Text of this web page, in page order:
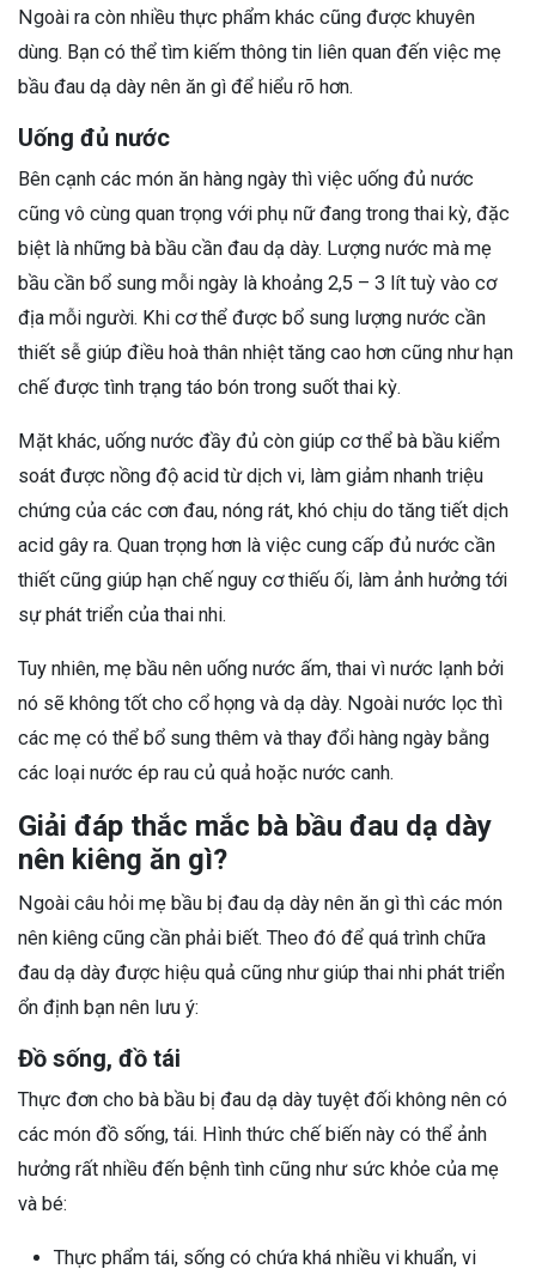
Ngoài ra còn nhiều thực phẩm khác cũng được khuyên
dùng. Bạn có thể tìm kiếm thông tin liên quan đến việc mẹ
bầu đau dạ dày nên ăn gì để hiểu rõ hơn.
Uống đủ nước
Bên cạnh các món ăn hàng ngày thì việc uống đủ nước
cũng vô cùng quan trọng với phụ nữ đang trong thai kỳ, đặc
biệt là những bà bầu cần đau dạ dày. Lượng nước mà mẹ
bầu cần bổ sung mỗi ngày là khoảng 2,5 – 3 lít tuỳ vào cơ
địa mỗi người. Khi cơ thể được bổ sung lượng nước cần
thiết sễ giúp điều hoà thân nhiệt tăng cao hơn cũng như hạn
chế được tình trạng táo bón trong suốt thai kỳ.
Mặt khác, uống nước đầy đủ còn giúp cơ thể bà bầu kiểm
soát được nồng độ acid từ dịch vi, làm giảm nhanh triệu
chứng của các cơn đau, nóng rát, khó chịu do tăng tiết dịch
acid gây ra. Quan trọng hơn là việc cung cấp đủ nước cần
thiết cũng giúp hạn chế nguy cơ thiếu ối, làm ảnh hưởng tới
sự phát triển của thai nhi.
Tuy nhiên, mẹ bầu nên uống nước ấm, thai vì nước lạnh bởi
nó sẽ không tốt cho cổ họng và dạ dày. Ngoài nước lọc thì
các mẹ có thể bổ sung thêm và thay đổi hàng ngày bằng
các loại nước ép rau củ quả hoặc nước canh.
Giải đáp thắc mắc bà bầu đau dạ dày
nên kiêng ăn gì?
Ngoài câu hỏi mẹ bầu bị đau dạ dày nên ăn gì thì các món
nên kiêng cũng cần phải biết. Theo đó để quá trình chữa
đau dạ dày được hiệu quả cũng như giúp thai nhi phát triển
ổn định bạn nên lưu ý:
Đồ sống, đồ tái
Thực đơn cho bà bầu bị đau dạ dày tuyệt đối không nên có
các món đồ sống, tái. Hình thức chế biến này có thể ảnh
hưởng rất nhiều đến bệnh tình cũng như sức khỏe của mẹ
và bé:
Thực phẩm tái, sống có chứa khá nhiều vi khuẩn, vi